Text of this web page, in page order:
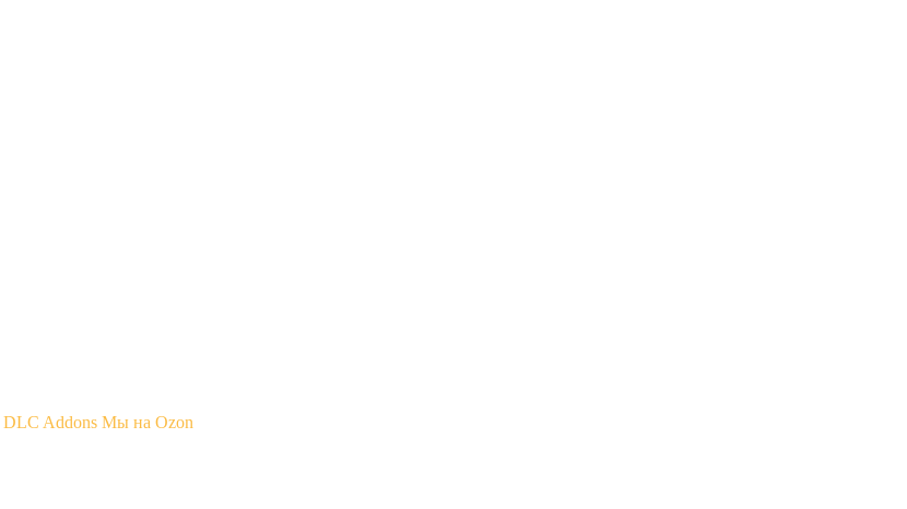
DLC Addons Мы на Ozon